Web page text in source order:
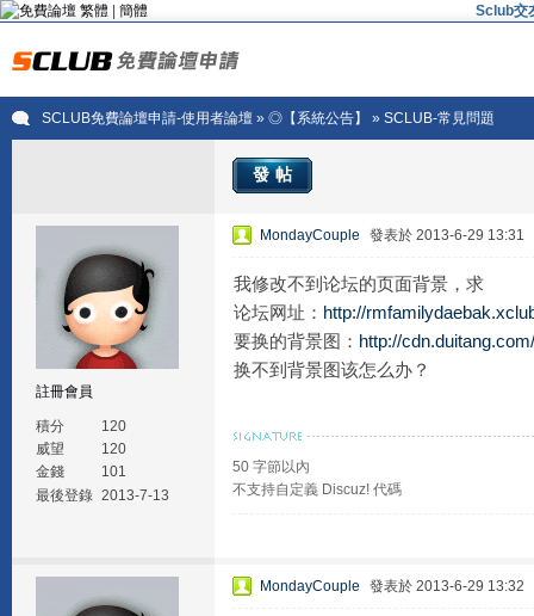
繁體 簡體 Sclub交
SCLUB免費論壇申請-使用者論壇» ◎【系統公告】 » SCLUB-常見問題
發帖
註冊會員
積分
120
威望
120
金錢
101
最後登錄 2013-7-13
MondayCouple 發表於 2013-6-29 13:31
我修改不到论坛的页面背景，求
论坛网址： http://
要换的背景图： http://
换不到背景图该怎么办？
50 字節以內
不支持自定義 Discuz! 代碼
MondayCouple 發表於 2013-6-29 13:32